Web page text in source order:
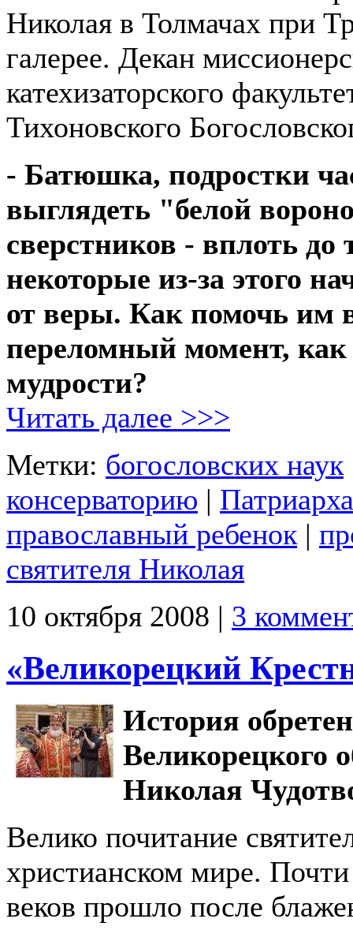
Николая в Толмачах при
галерее. Декан
катехизаторского
Тихоновского
- Батюшка, подростки
выглядеть "белой
сверстников - вплоть до
некоторые из-за этого
от веры. Как помочь им
переломный момент, как
мудрости?
Читать далее >>>
Метки: богословских наук
консерваторию |
православный ребенок |
святителя Николая
10 октября 2008 | 3
«Великорецкий
История
Великорецкого
Николая
Велико почитание
христианском мире.
веков прошло после